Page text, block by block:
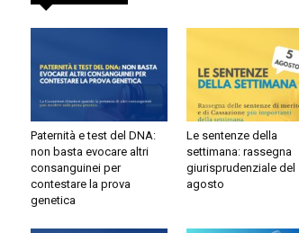
Paternità e test del DNA:
non basta evocare altri
consanguinei per
contestare la prova
genetica
Le sentenze della
settimana: rassegna
giurisprudenziale del 5
agosto